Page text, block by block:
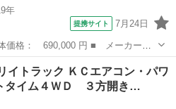
年
提携サイト 7月24日
イトラック ■ グレード名： Ｋ
買取車 ワンオーナー ４ＷＤ ５
イトラック ＫＣエアコン・パワ
タイム４ＷＤ ３方開き…